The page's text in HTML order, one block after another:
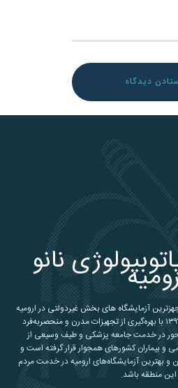
نانو
آزمایشگاه های بخش غیردولتی در ارومیه
تجهیزات مدرن و منحصربه‌فرد
در خدمت جامعه پزشکی و طیف وسیعی از
و بیماران کشورهای همجوار قرار گرفته است و
و بهترین آزمایشگاه‌های ارومیه در خدمت مردم
این منطقه باشد.